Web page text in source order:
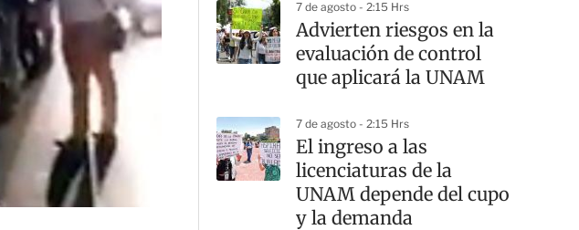
7 de agosto - 2:15 Hrs
Advierten riesgos en la
evaluación de control
que aplicará la UNAM
7 de agosto - 2:15 Hrs
El ingreso a las
licenciaturas de la
UNAM depende del cupo
y la demanda